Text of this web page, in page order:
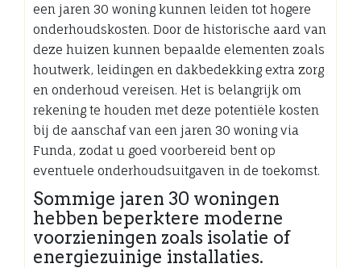
een jaren 30 woning kunnen leiden tot hogere
onderhoudskosten. Door de historische aard van
deze huizen kunnen bepaalde elementen zoals
houtwerk, leidingen en dakbedekking extra zorg
en onderhoud vereisen. Het is belangrijk om
rekening te houden met deze potentiële kosten
bij de aanschaf van een jaren 30 woning via
Funda, zodat u goed voorbereid bent op
eventuele onderhoudsuitgaven in de toekomst.
Sommige jaren 30 woningen
hebben beperktere moderne
voorzieningen zoals isolatie of
energiezuinige installaties.